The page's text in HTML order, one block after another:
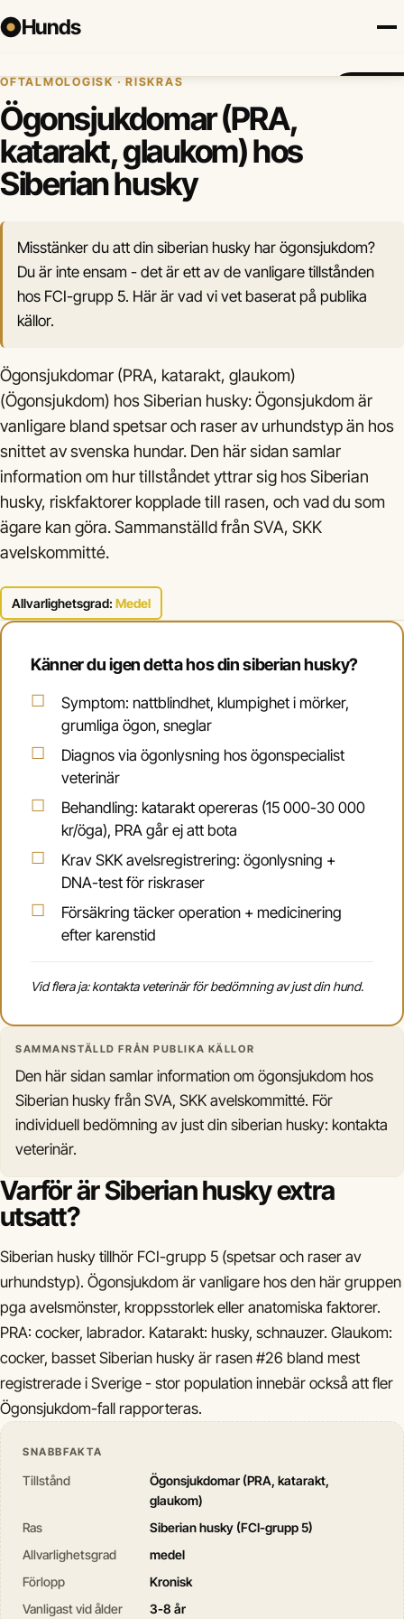
Hunds
Försäkring Hundraser Lokalt
OFTALMOLOGISK · RISKRAS
Ögonsjukdomar (PRA,
katarakt, glaukom) hos
Siberian husky
Misstänker du att din siberian husky har ögonsjukdom?
Du är inte ensam - det är ett av de vanligare tillstånden
hos FCI-grupp 5. Här är vad vi vet baserat på publika
källor.
Ögonsjukdomar (PRA, katarakt, glaukom)
(Ögonsjukdom) hos Siberian husky: Ögonsjukdom är
vanligare bland spetsar och raser av urhundstyp än hos
snittet av svenska hundar. Den här sidan samlar
information om hur tillståndet yttrar sig hos Siberian
husky, riskfaktorer kopplade till rasen, och vad du som
ägare kan göra. Sammanställd från SVA, SKK
avelskommitté.
Allvarlighetsgrad: Medel
Känner du igen detta hos din siberian husky?
Symptom: nattblindhet, klumpighet i mörker,
grumliga ögon, sneglar
Diagnos via ögonlysning hos ögonspecialist
veterinär
Behandling: katarakt opereras (15 000-30 000
kr/öga), PRA går ej att bota
Krav SKK avelsregistrering: ögonlysning +
DNA-test för riskraser
Försäkring täcker operation + medicinering
efter karenstid
Vid flera ja: kontakta veterinär för bedömning av just din hund.
SAMMANSTÄLLD FRÅN PUBLIKA KÄLLOR
Den här sidan samlar information om ögonsjukdom hos
Siberian husky från SVA, SKK avelskommitté. För
individuell bedömning av just din siberian husky: kontakta
veterinär.
Varför är Siberian husky extra
utsatt?
Siberian husky tillhör FCI-grupp 5 (spetsar och raser av
urhundstyp). Ögonsjukdom är vanligare hos den här gruppen
pga avelsmönster, kroppsstorlek eller anatomiska faktorer.
PRA: cocker, labrador. Katarakt: husky, schnauzer. Glaukom:
cocker, basset Siberian husky är rasen #26 bland mest
registrerade i Sverige - stor population innebär också att fler
Ögonsjukdom-fall rapporteras.
SNABBFAKTA
Tillstånd
Ögonsjukdomar (PRA, katarakt,
glaukom)
Ras
Siberian husky (FCI-grupp 5)
Allvarlighetsgrad
medel
Förlopp
Kronisk
Vanligast vid ålder
3-8 år